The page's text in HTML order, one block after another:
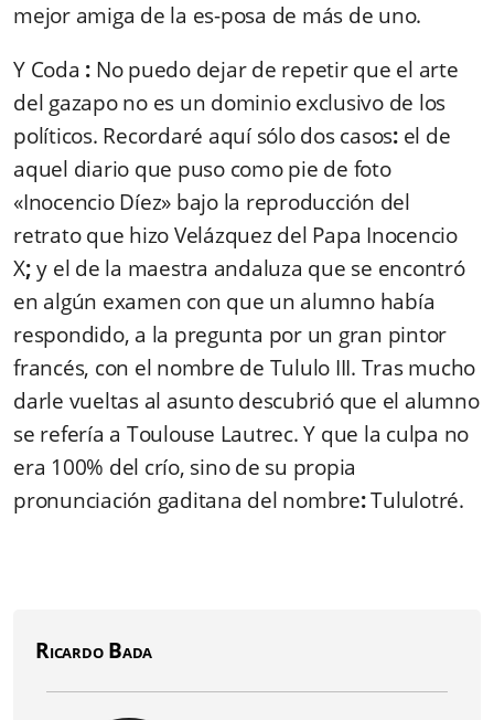
mejor amiga de la es-posa de más de uno.
Y Coda : No puedo dejar de repetir que el arte
del gazapo no es un dominio exclusivo de los
políticos. Recordaré aquí sólo dos casos: el de
aquel diario que puso como pie de foto
«Inocencio Díez» bajo la reproducción del
retrato que hizo Velázquez del Papa Inocencio
X;y el de la maestra andaluza que se encontró
en algún examen con que un alumno había
respondido, a la pregunta por un gran pintor
francés, con el nombre de Tululo III. Tras mucho
darle vueltas al asunto descubrió que el alumno
se refería a Toulouse Lautrec. Y que la culpa no
era 100% del crío, sino de su propia
pronunciación gaditana del nombre:Tululotré.
Ricardo Bada